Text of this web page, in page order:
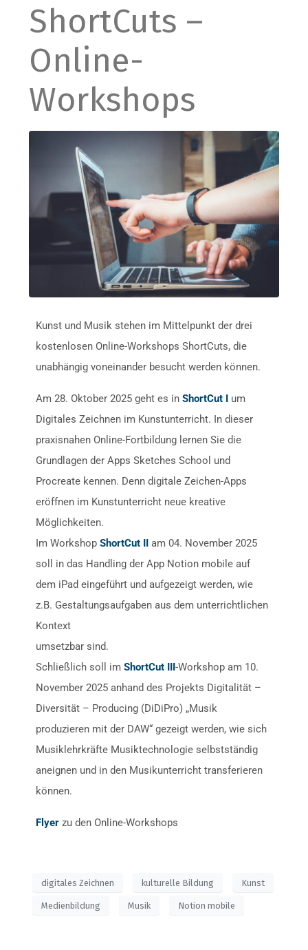
ShortCuts –
Online-
Workshops
Kunst und Musik stehen im Mittelpunkt der drei
kostenlosen Online-Workshops ShortCuts, die
unabhängig voneinander besucht werden können.
Am 28. Oktober 2025 geht es inShortCut I um
Digitales Zeichnen im Kunstunterricht. In dieser
praxisnahen Online-Fortbildung lernen Sie die
Grundlagen der Apps Sketches School und
Procreate kennen. Denn digitale Zeichen-Apps
eröffnen im Kunstunterricht neue kreative
Möglichkeiten.
Im WorkshopShortCut II am 04. November 2025
soll in das Handling der App Notion mobile auf
dem iPad eingeführt und aufgezeigt werden, wie
z.B. Gestaltungsaufgaben aus dem unterrichtlichen
Kontext
umsetzbar sind.
Schließlich soll imShortCut III-Workshop am 10.
November 2025 anhand des Projekts Digitalität –
Diversität – Producing (DiDiPro) „Musik
produzieren mit der DAW“ gezeigt werden, wie sich
Musiklehrkräfte Musiktechnologie selbstständig
aneignen und in den Musikunterricht transferieren
können.
Flyer zu den Online-Workshops
digitales Zeichnen kulturelle Bildung Kunst
Medienbildung Musik Notion mobile